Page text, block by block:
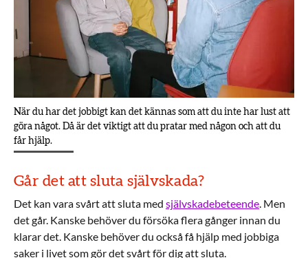
När du har det jobbigt kan det kännas som att du inte har lust att
göra något. Då är det viktigt att du pratar med någon och att du
får hjälp.
Går det att sluta självskada?
Det kan vara svårt att sluta med självskadebeteende . Men
det går. Kanske behöver du försöka flera gånger innan du
klarar det. Kanske behöver du också få hjälp med jobbiga
saker i livet som gör det svårt för dig att sluta.